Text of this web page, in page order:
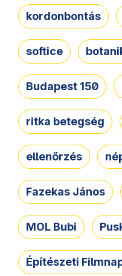
kordonbontás
softice
Budapest 150
ritka betegség
ellenőrzés
Fazekas János
MOL Bubi
Építészeti